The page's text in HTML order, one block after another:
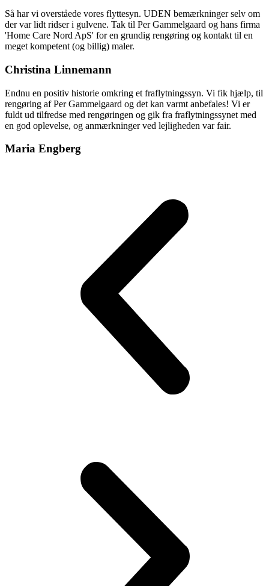
Så har vi overståede vores flyttesyn. UDEN bemærkninger selv om
der var lidt ridser i gulvene. Tak til Per Gammelgaard og hans firma
'Home Care Nord ApS' for en grundig rengøring og kontakt til en
meget kompetent (og billig) maler.
Christina Linnemann
Endnu en positiv historie omkring et fraflytningssyn. Vi fik hjælp, til
rengøring af Per Gammelgaard og det kan varmt anbefales! Vi er
fuldt ud tilfredse med rengøringen og gik fra fraflytningssynet med
en god oplevelse, og anmærkninger ved lejligheden var fair.
Maria Engberg